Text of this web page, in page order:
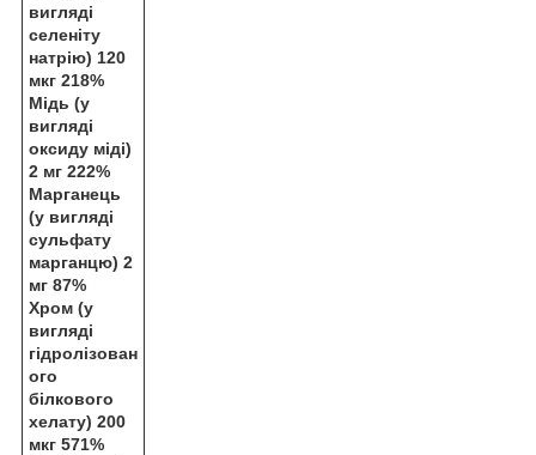
вигляді
селеніту
натрію) 120
мкг 218%
Мідь (у
вигляді
оксиду міді)
2 мг 222%
Марганець
(у вигляді
сульфату
марганцю) 2
мг 87%
Хром (у
вигляді
гідролізован
ого
білкового
хелату) 200
мкг 571%